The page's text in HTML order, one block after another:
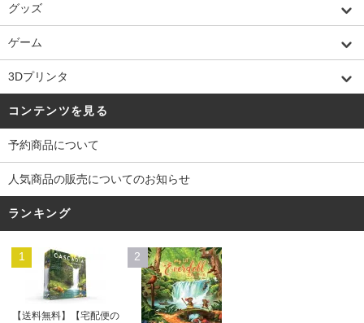
グッズ
ゲーム
3Dプリンタ
コンテンツを見る
予約商品について
人気商品の販売についてのお知らせ
ランキング
1
【送料無料】【宅配便の
2